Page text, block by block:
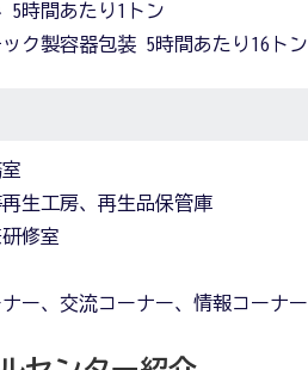
5時間あたり1トン
ク製容器包装 5時間あたり16トン
生工房、再生品保管庫
修室
ー、交流コーナー、情報コーナー